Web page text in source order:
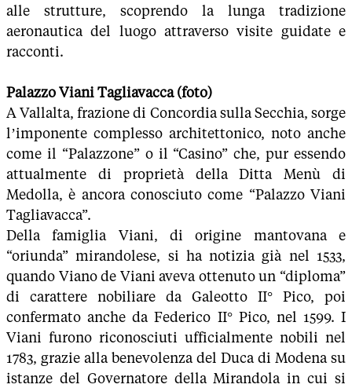
alle strutture, scoprendo la lunga tradizione
aeronautica del luogo attraverso visite guidate e
racconti.
Palazzo Viani Tagliavacca (foto)
A Vallalta, frazione di Concordia sulla Secchia, sorge
l’imponente complesso architettonico, noto anche
come il “Palazzone” o il “Casino” che, pur essendo
attualmente di proprietà della Ditta Menù di
Medolla, è ancora conosciuto come “Palazzo Viani
Tagliavacca”.
Della famiglia Viani, di origine mantovana e
“oriunda” mirandolese, si ha notizia già nel 1533,
quando Viano de Viani aveva ottenuto un “diploma”
di carattere nobiliare da Galeotto II° Pico, poi
confermato anche da Federico II° Pico, nel 1599. I
Viani furono riconosciuti ufficialmente nobili nel
1783, grazie alla benevolenza del Duca di Modena su
istanze del Governatore della Mirandola in cui si